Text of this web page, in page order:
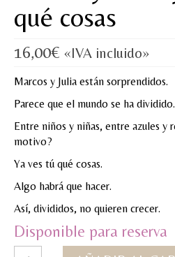
¿QUIÉN SOY?
CREACIONES
BLOG
MI CUENTA
Valoraciones y opiniones
cuento
qué cosas
16,00€ «IVA incluido»
Marcos y Julia están sorprendidos.
Parece que el mundo se ha dividido.
Entre niños y niñas, entre azules y
motivo?
Ya ves tú qué cosas.
Algo habrá que hacer.
Así, divididos, no quieren crecer.
Disponible para reserva